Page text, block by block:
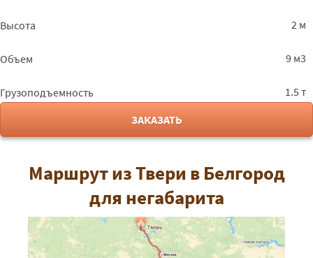
Высота 2 м
Объем 9 м3
Грузоподъемность
1.5 т
ЗАКАЗАТЬ
Маршрут из Твери в Белгород
для негабарита